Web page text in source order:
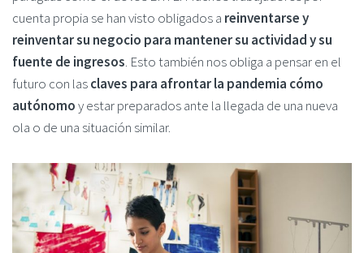
cuenta propia se han visto obligados a reinventarse y
reinventar su negocio para mantener su actividad y su
fuente de ingresos. Esto también nos obliga a pensar en el
futuro con lasclaves para afrontar la pandemia cómo
autónomoy estar preparados ante la llegada de una nueva
ola o de una situación similar.